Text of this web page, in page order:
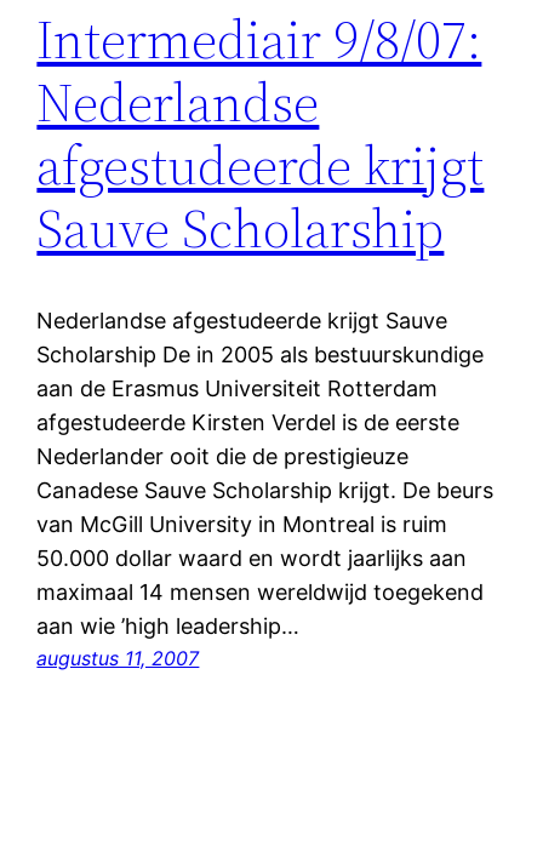
Intermediair 9/8/07:
Nederlandse
afgestudeerde krijgt
Sauve Scholarship
Nederlandse afgestudeerde krijgt Sauve
Scholarship De in 2005 als bestuurskundige
aan de Erasmus Universiteit Rotterdam
afgestudeerde Kirsten Verdel is de eerste
Nederlander ooit die de prestigieuze
Canadese Sauve Scholarship krijgt. De beurs
van McGill University in Montreal is ruim
50.000 dollar waard en wordt jaarlijks aan
maximaal 14 mensen wereldwijd toegekend
aan wie ’high leadership…
augustus 11, 2007